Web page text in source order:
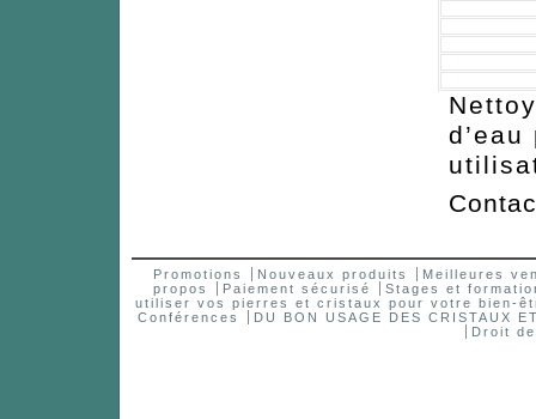
Promotions Nouveaux produits
Meilleures
propos
Paiement sécurisé
Stages et
utiliser vos pierres et cristaux pour votre bien-
Conférences
DU BON USAGE DES CRISTAUX
Droit